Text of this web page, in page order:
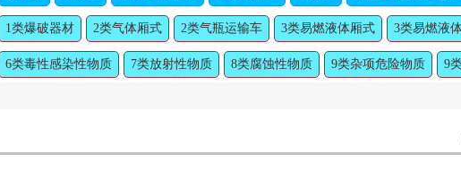
1类爆破器材 2类气体厢式 2类气瓶运输车 3类易燃液体厢式 3类易燃液
6类毒性感染性物质 7类放射性物质 8类腐蚀性物质 9类杂项危险物质 9